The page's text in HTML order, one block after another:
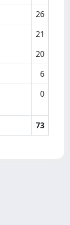
26
21
20
6
0
73